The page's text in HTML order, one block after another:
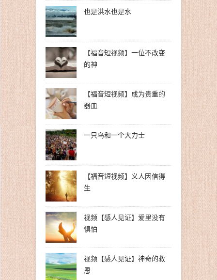
也是洪水也是水
【福音短视频】一位不改变
的神
【福音短视频】成为贵重的
器皿
一只鸟和一个大力士
【福音短视频】义人因信得
生
视频【感人见证】爱里没有
惧怕
视频【感人见证】神奇的救
恩